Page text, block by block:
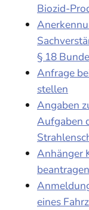
Biozid-
§ 18
Anfrage
stellen
Angaben
Aufgaben
Anhänger
beantragen
eines